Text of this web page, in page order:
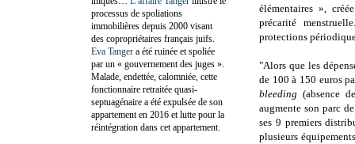
élémentaires »,
précarité
protections
"Alors que les
de 100 à 150 euros
bleeding (absence
augmente son parc
ses 9 premiers
plusieurs
processus de spoliations
immobilières depuis 2000 visant
des copropriétaires français juifs.
Eva Tanger a été ruinée et spoliée
par un « gouvernement des juges ».
Malade, endettée, calomniée, cette
fonctionnaire retraitée quasi-
septuagénaire a été expulsée de son
appartement en 2016 et lutte pour la
réintégration dans cet appartement.